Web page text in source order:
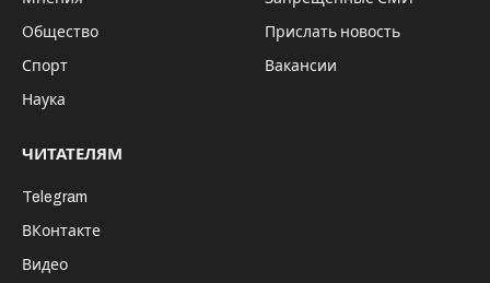
Сибирь — это пространство, которое
невозможно воспринять через одну точку
строится вокруг движения, а не вокруг
конечной цели. Расстояния настолько
велики, а ландшафты настолько